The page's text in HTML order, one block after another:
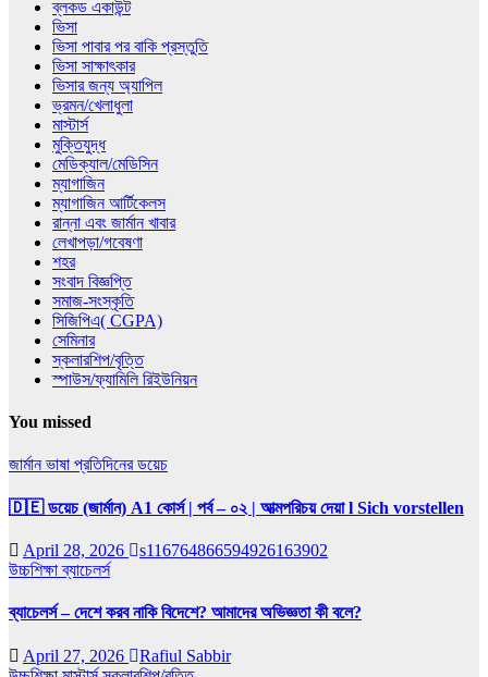
ব্লকড একাউন্ট
ভিসা
ভিসা পাবার পর বাকি প্রস্তুতি
ভিসা সাক্ষাৎকার
ভিসার জন্য অ্যাপিল
ভ্রমন/খেলাধুলা
মাস্টার্স
মুক্তিযুদ্ধ
মেডিক্যাল/মেডিসিন
ম্যাগাজিন
ম্যাগাজিন আর্টিকেলস
রান্না এবং জার্মান খাবার
লেখাপড়া/গবেষণা
শহর
সংবাদ বিজ্ঞপ্তি
সমাজ-সংস্কৃতি
সিজিপিএ( CGPA)
সেমিনার
স্কলারশিপ/বৃত্তি
স্পাউস/ফ্যামিলি রিইউনিয়ন
You missed
জার্মান ভাষা প্রতিদিনের ডয়েচ
🇩🇪 ডয়েচ (জার্মান) A1 কোর্স | পর্ব – ০২ | আত্মপরিচয় দেয়া l Sich vorstellen
April 28, 2026
s116764866594926163902
উচ্চশিক্ষাব্যাচেলর্স
ব্যাচেলর্স – দেশে করব নাকি বিদেশে? আমাদের অভিজ্ঞতা কী বলে?
April 27, 2026
Rafiul Sabbir